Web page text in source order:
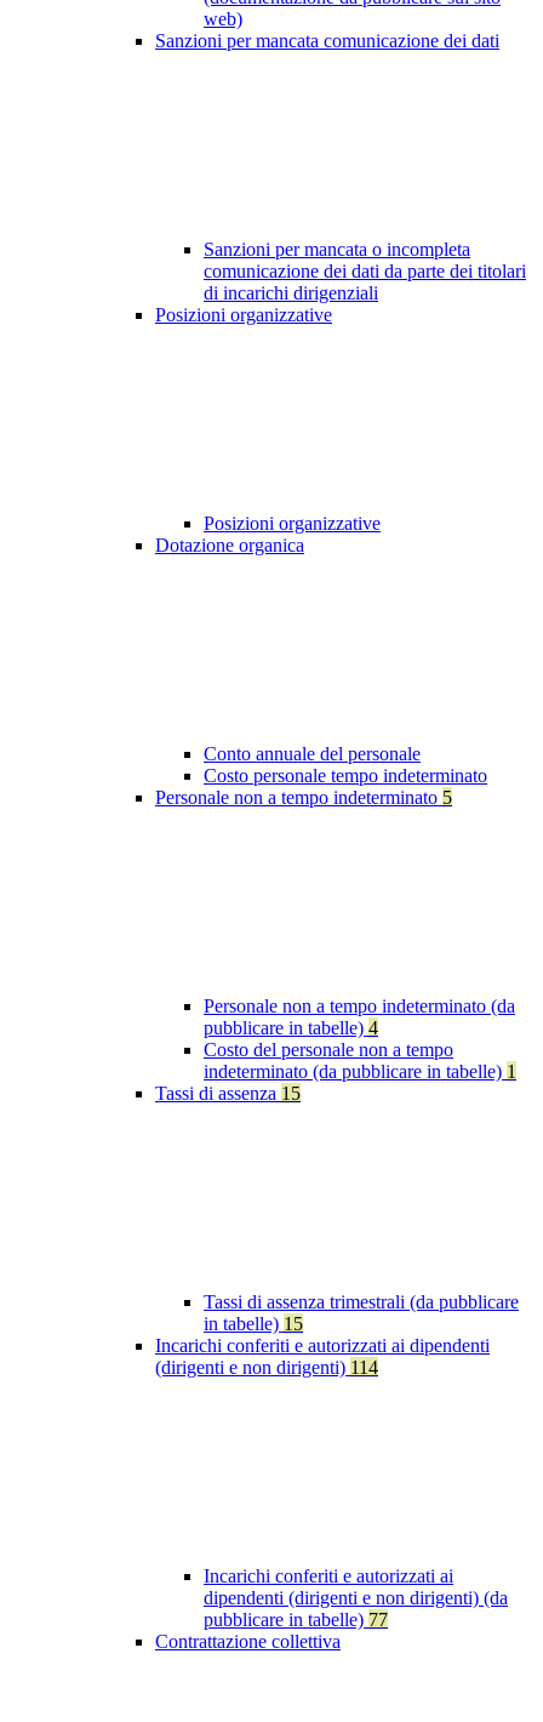
web)
Sanzioni per mancata comunicazione dei dati
Sanzioni per mancata o incompleta
comunicazione dei dati da parte dei titolari
di incarichi dirigenziali
Posizioni organizzative
Posizioni organizzative
Dotazione organica
Conto annuale del personale
Costo personale tempo indeterminato
Personale non a tempo indeterminato 5
Personale non a tempo indeterminato (da
pubblicare in tabelle) 4
Costo del personale non a tempo
indeterminato (da pubblicare in tabelle) 1
Tassi di assenza 15
Tassi di assenza trimestrali (da pubblicare
in tabelle) 15
Incarichi conferiti e autorizzati ai dipendenti
(dirigenti e non dirigenti) 114
Incarichi conferiti e autorizzati ai
dipendenti (dirigenti e non dirigenti) (da
pubblicare in tabelle) 77
Contrattazione collettiva